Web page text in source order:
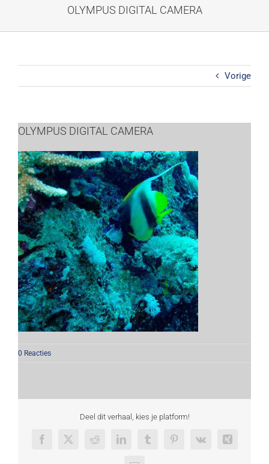
OLYMPUS DIGITAL CAMERA
Vorige
OLYMPUS DIGITAL CAMERA
0 Reacties
Deel dit verhaal, kies je platform!
Facebook
X RedditLinkedInTumblrPinterest
Vk Xing